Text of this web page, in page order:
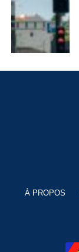
À PROPOS